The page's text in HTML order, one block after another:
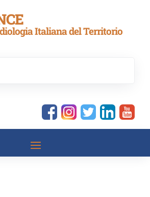
Italiana del Territorio